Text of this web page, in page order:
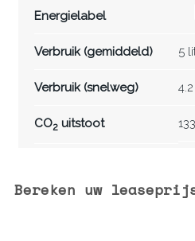
Energielabel
Verbruik (gemiddeld) 5
Verbruik (snelweg)
CO2 uitstoot
Bereken uw